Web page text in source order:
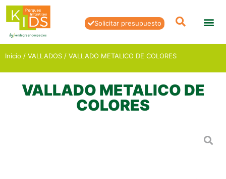
Solicitar presupuesto
Inicio / VALLADOS / VALLADO METALICO DE COLORES
VALLADO METALICO DE
COLORES